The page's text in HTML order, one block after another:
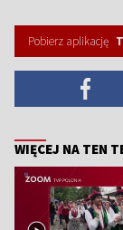
Pobierz aplikację
WIĘCEJ NA TEN